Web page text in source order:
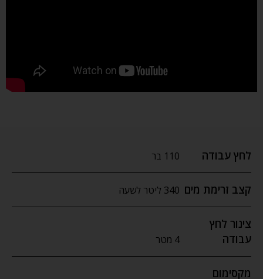
לחץ עבודה 110 בר
קצב זרימת מים 340 ליטר לשעה
צינור לחץ
עבודה
4 מטר
מקסימום